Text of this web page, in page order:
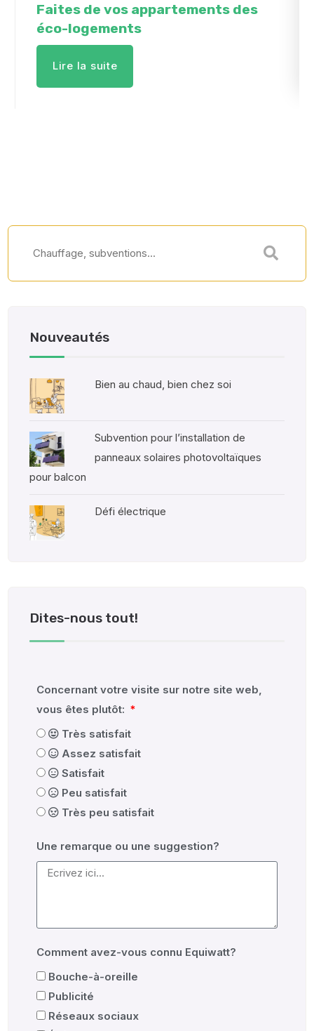
Faites de vos appartements des
éco-logements
Lire la suite
Nouveautés
Bien au chaud, bien chez soi
Subvention pour l’installation de
panneaux solaires photovoltaïques
pour balcon
Défi électrique
Dites-nous tout!
Concernant votre visite sur notre site web,
vous êtes plutôt:
Très satisfait
Assez satisfait
Satisfait
Peu satisfait
Très peu satisfait
Une remarque ou une suggestion?
Comment avez-vous connu Equiwatt?
Bouche-à-oreille
Publicité
Réseaux sociaux